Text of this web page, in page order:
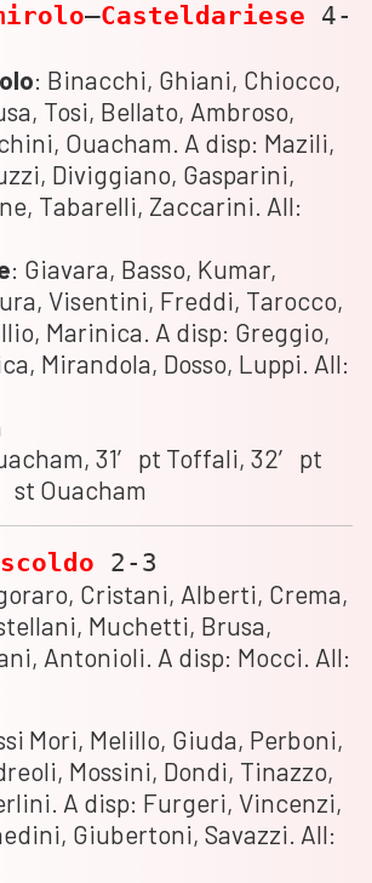
–Casteldariese 4-
: Binacchi, Ghiani, Chiocco,
Tosi, Bellato, Ambroso,
Ouacham. A disp: Mazili,
Diviggiano, Gasparini,
Tabarelli, Zaccarini. All:
: Giavara, Basso, Kumar,
Visentini, Freddi, Tarocco,
Marinica. A disp: Greggio,
Mirandola, Dosso, Luppi. All:
31′ pt Toffali, 32′ pt
st Ouacham
2-3
Cristani, Alberti, Crema,
Muchetti, Brusa,
Antonioli. A disp: Mocci. All:
Mori, Melillo, Giuda, Perboni,
Mossini, Dondi, Tinazzo,
A disp: Furgeri, Vincenzi,
Giubertoni, Savazzi. All: